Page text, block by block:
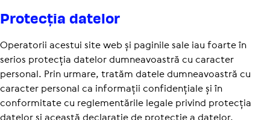
Protecția datelor
Operatorii acestui site web și paginile sale iau foarte în
serios protecția datelor dumneavoastră cu caracter
personal. Prin urmare, tratăm datele dumneavoastră cu
caracter personal ca informații confidențiale și în
conformitate cu reglementările legale privind protecția
datelor și această declarație de protecție a datelor.